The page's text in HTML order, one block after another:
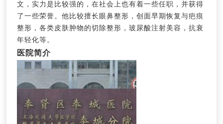
文，实力是比较强的，在社会上也有着一些任职，并获得
了一些荣誉。他比较擅长眼鼻整形，创面早期恢复与疤痕
整形，各类皮肤肿物的切除整形，玻尿酸注射美容，抗衰
年轻化等。
医院简介